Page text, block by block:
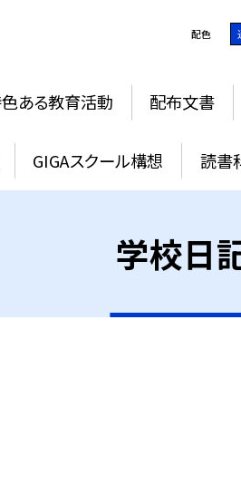
配色
ある教育活動 配布文書
GIGAスクール構想 読書
学校日